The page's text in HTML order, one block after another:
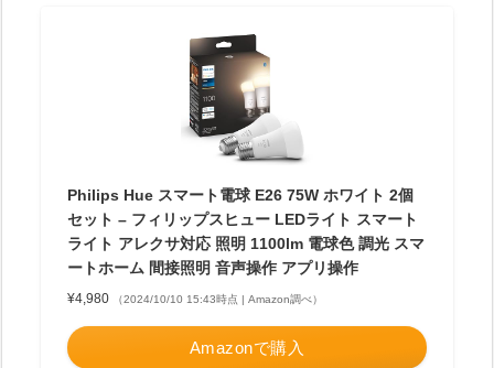
Philips Hue スマート電球 E26 75W ホワイト 2個
セット – フィリップスヒュー LEDライト スマート
ライト アレクサ対応 照明 1100lm 電球色 調光 スマ
ートホーム 間接照明 音声操作 アプリ操作
¥4,980 （2024/10/10 15:43時点 | Amazon調べ）
Amazonで購入